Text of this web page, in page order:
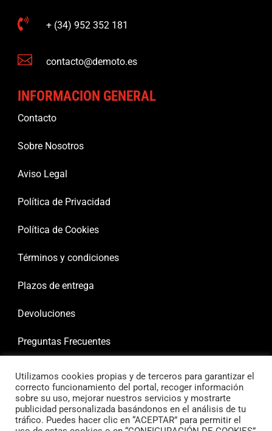
 + (34) 952 352 181
 contacto@demoto.es
INFORMACION GENERAL
Contacto
Sobre Nosotros
Aviso Legal
Política de Privacidad
Política de Cookies
Términos y condiciones
Plazos de entrega
Devoluciones
Preguntas Frecuentes
Utilizamos cookies propias y de terceros para garantizar el
correcto funcionamiento del portal, recoger información
sobre su uso, mejorar nuestros servicios y mostrarte
publicidad personalizada basándonos en el análisis de tu
tráfico. Puedes hacer clic en “ACEPTAR” para permitir el